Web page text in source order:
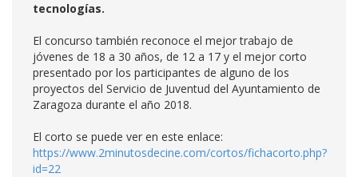
tecnologías.
El concurso también reconoce el mejor trabajo de
jóvenes de 18 a 30 años, de 12 a 17 y el mejor corto
presentado por los participantes de alguno de los
proyectos del Servicio de Juventud del Ayuntamiento de
Zaragoza durante el año 2018.
El corto se puede ver en este enlace:
https://www.2minutosdecine.com/cortos/fichacorto.php?
id=22